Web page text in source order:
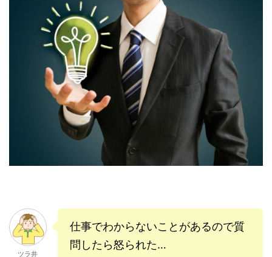
ツラ井
仕事でわからないことがあるので質
問したら怒られた…